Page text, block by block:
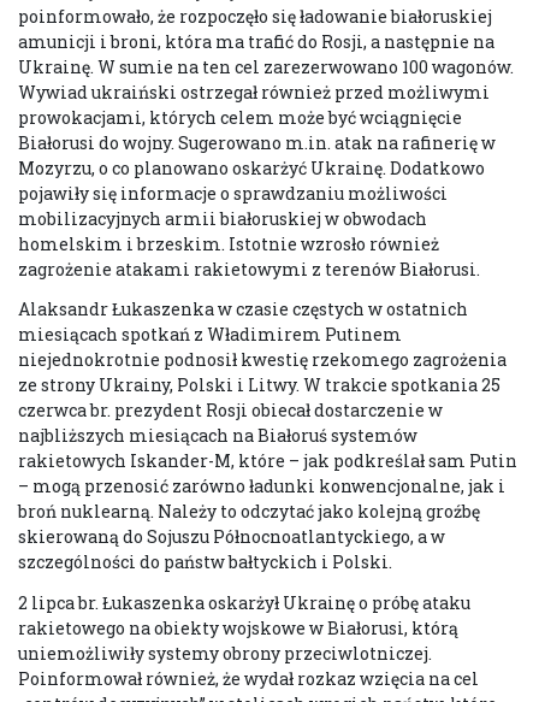
poinformowało, że rozpoczęło się ładowanie białoruskiej
amunicji i broni, która ma trafić do Rosji, a następnie na
Ukrainę. W sumie na ten cel zarezerwowano 100 wagonów.
Wywiad ukraiński ostrzegał również przed możliwymi
prowokacjami, których celem może być wciągnięcie
Białorusi do wojny. Sugerowano m.in. atak na rafinerię w
Mozyrzu, o co planowano oskarżyć Ukrainę. Dodatkowo
pojawiły się informacje o sprawdzaniu możliwości
mobilizacyjnych armii białoruskiej w obwodach
homelskim i brzeskim. Istotnie wzrosło również
zagrożenie atakami rakietowymi z terenów Białorusi.
Alaksandr Łukaszenka w czasie częstych w ostatnich
miesiącach spotkań z Władimirem Putinem
niejednokrotnie podnosił kwestię rzekomego zagrożenia
ze strony Ukrainy, Polski i Litwy. W trakcie spotkania 25
czerwca br. prezydent Rosji obiecał dostarczenie w
najbliższych miesiącach na Białoruś systemów
rakietowych Iskander-M, które – jak podkreślał sam Putin
– mogą przenosić zarówno ładunki konwencjonalne, jak i
broń nuklearną. Należy to odczytać jako kolejną groźbę
skierowaną do Sojuszu Północnoatlantyckiego, a w
szczególności do państw bałtyckich i Polski.
2 lipca br. Łukaszenka oskarżył Ukrainę o próbę ataku
rakietowego na obiekty wojskowe w Białorusi, którą
uniemożliwiły systemy obrony przeciwlotniczej.
Poinformował również, że wydał rozkaz wzięcia na cel